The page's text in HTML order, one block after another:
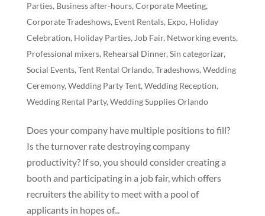
Parties, Business after-hours, Corporate Meeting,
Corporate Tradeshows, Event Rentals, Expo, Holiday
Celebration, Holiday Parties, Job Fair, Networking events,
Professional mixers, Rehearsal Dinner, Sin categorizar,
Social Events, Tent Rental Orlando, Tradeshows, Wedding
Ceremony, Wedding Party Tent, Wedding Reception,
Wedding Rental Party, Wedding Supplies Orlando
Does your company have multiple positions to fill?
Is the turnover rate destroying company
productivity? If so, you should consider creating a
booth and participating in a job fair, which offers
recruiters the ability to meet with a pool of
applicants in hopes of...